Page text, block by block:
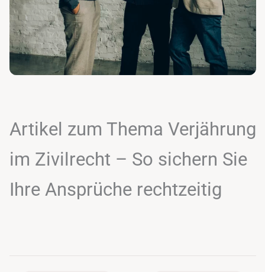
Artikel zum Thema Verjährung
im Zivilrecht – So sichern Sie
Ihre Ansprüche rechtzeitig